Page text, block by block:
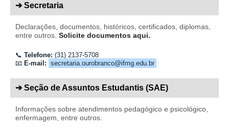
➔ Secretaria
Declarações, documentos, históricos, certificados, diplomas,
entre outros. Solicite documentos aqui.
📞 Telefone: (31) 2137-5708
📧 E-mail: secretaria.ourobranco@ifmg.edu.br
➔ Seção de Assuntos Estudantis (SAE)
Informações sobre atendimentos pedagógico e psicológico,
enfermagem, entre outros.